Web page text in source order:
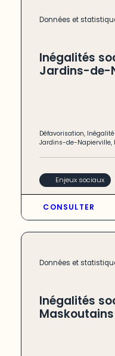
Données et
Inégalités
Jardins-de-
Défavorisation,
Jardins-de-Napierville,
Enjeux sociaux
CONSULTER
Données et
Inégalités
Maskoutains